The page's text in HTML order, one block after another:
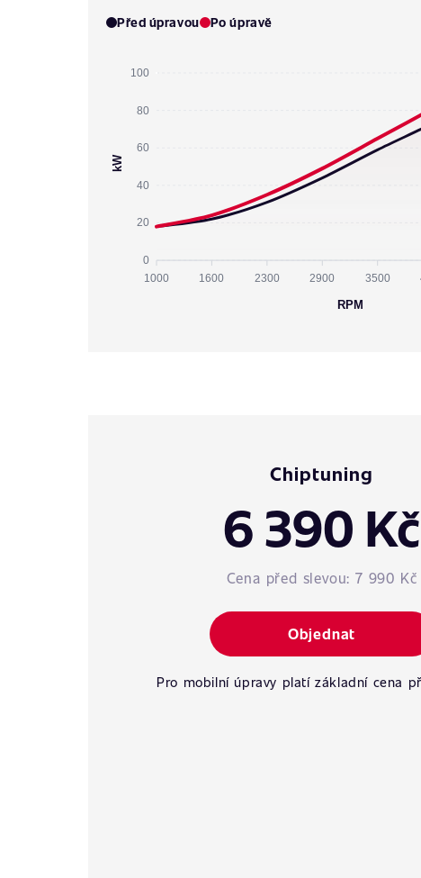
Před úpravou Po úpravě
100
80
60
40
20
0
kW
1000 1600 2300 2900 3500
RPM
Chiptuning
6 390 Kč
Cena před slevou:7 990 Kč
Objednat
Pro mobilní úpravy platí základní cena